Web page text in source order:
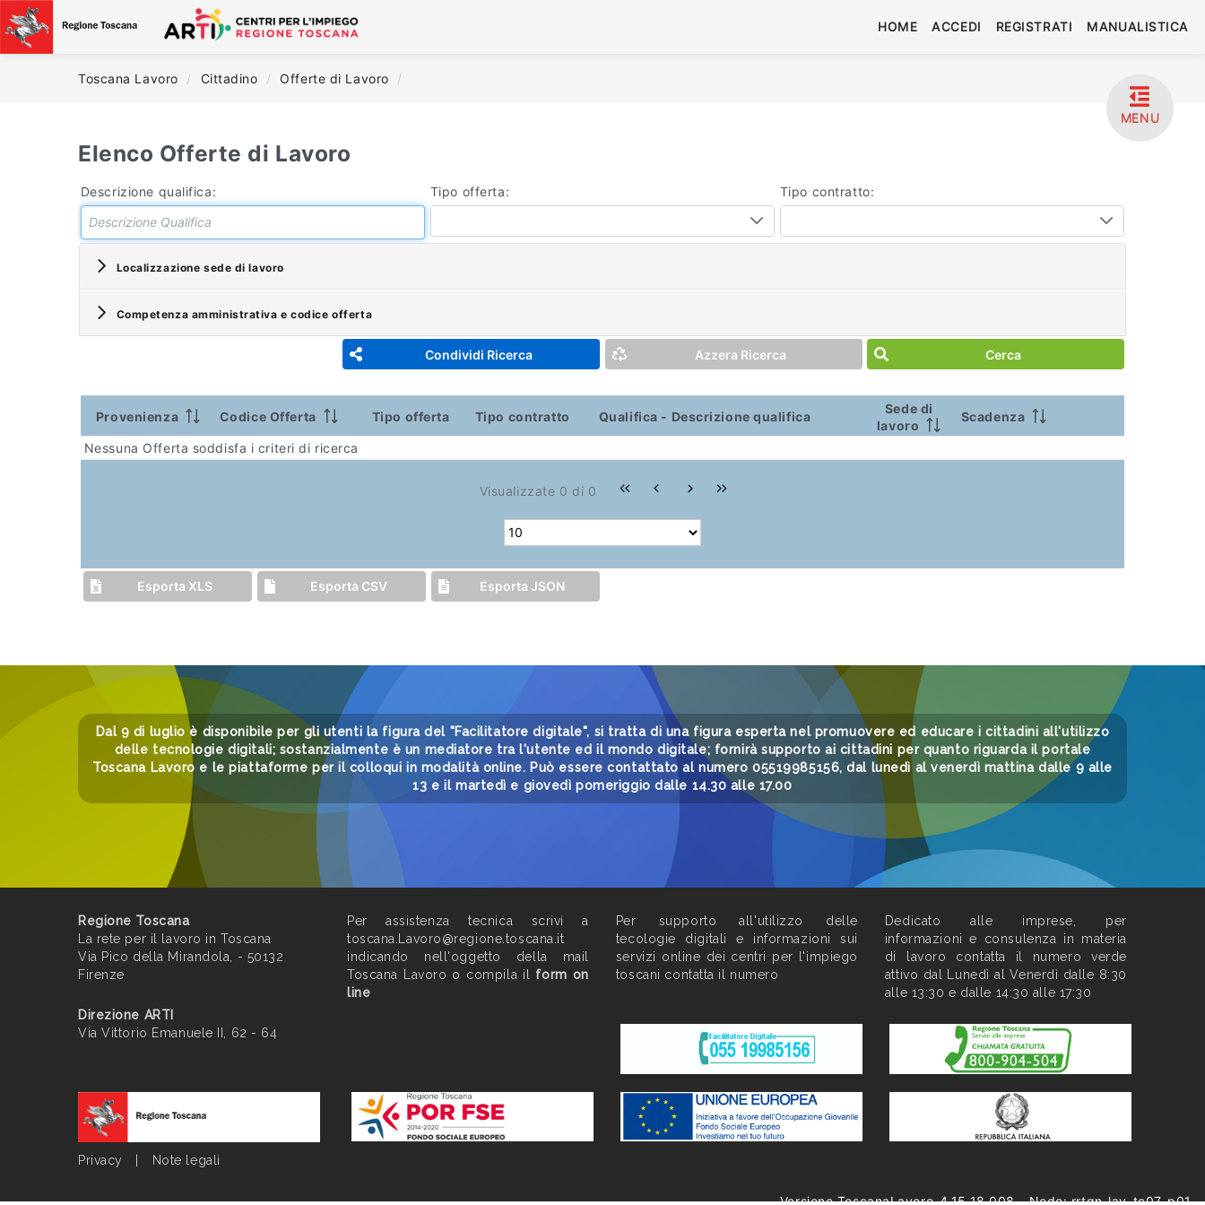
MENU
HOME ACCEDI REGISTRATI MANUALISTICA
Toscana Lavoro / Cittadino / Offerte di Lavoro /
Elenco Offerte di Lavoro
Descrizione qualifica: Tipo offerta: Tipo contratto:
Localizzazione sede di lavoro
Competenza amministrativa e codice offerta
Condividi Ricerca Azzera Ricerca Cerca
Provenienza Codice Offerta Tipo offerta Tipo contratto Qualifica - Descrizione qualifica
Sede di
lavoro
Scadenza
Nessuna Offerta soddisfa i criteri di ricerca
Visualizzate 0 di 0
Esporta XLS Esporta CSV Esporta JSON
Dal 9 di luglio è disponibile per gli utenti la figura del "Facilitatore digitale", si tratta di una figura esperta nel promuovere ed educare i cittadini all'utilizzo
delle tecnologie digitali; sostanzialmente è un mediatore tra l'utente ed il mondo digitale; fornirà supporto ai cittadini per quanto riguarda il portale
Toscana Lavoro e le piattaforme per il colloqui in modalità online. Può essere contattato al numero 05519985156, dal lunedì al venerdì mattina dalle 9 alle
13 e il martedì e giovedì pomeriggio dalle 14.30 alle 17.00
Regione Toscana
La rete per il lavoro in Toscana
Via Pico della Mirandola, - 50132
Firenze
Direzione ARTI
Via Vittorio Emanuele II, 62 - 64
Per assistenza tecnica scrivi a
toscana.Lavoro@regione.toscana.it
indicando nell'oggetto della mail
Toscana Lavoro o compila il form on
line
Per supporto all'utilizzo delle
tecologie digitali e informazioni sui
servizi online dei centri per l'impiego
toscani contatta il numero
Dedicato alle imprese, per
informazioni e consulenza in materia
di lavoro contatta il numero verde
attivo dal Lunedì al Venerdì dalle 8:30
alle 13:30 e dalle 14:30 alle 17:30
Privacy | Note legali
Versione ToscanaLavoro-4.15.18.008 - Nodo: rrtgn-lav-tc07-p01